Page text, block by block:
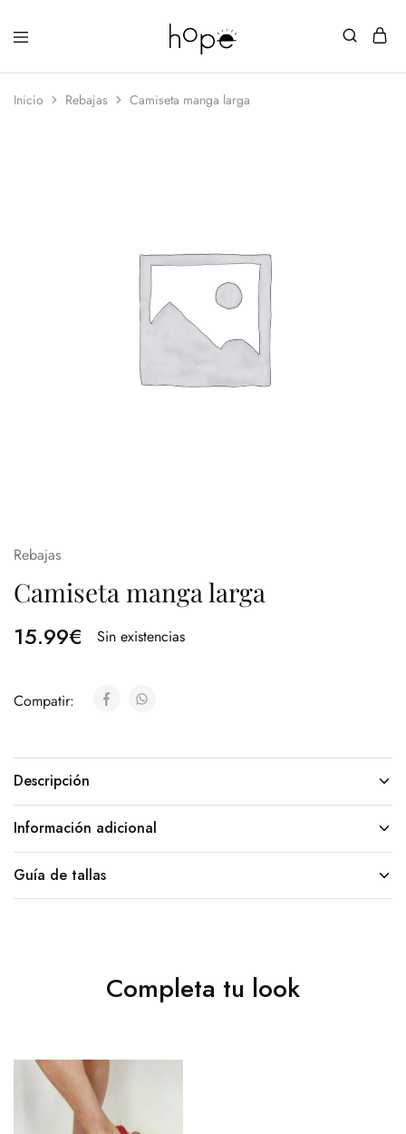
Inicio Rebajas Camiseta manga larga
Rebajas
Camiseta manga larga
15.99€ Sin existencias
Compatir:
Descripción
Información adicional
Guía de tallas
Completa tu look